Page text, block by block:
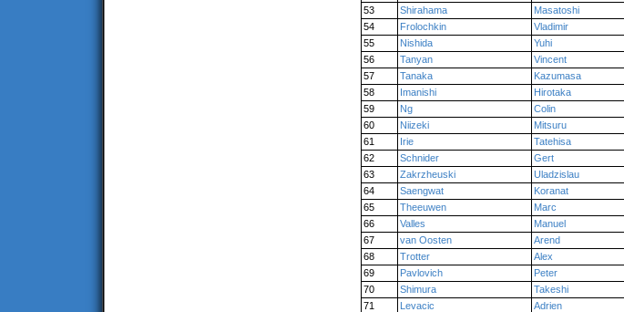
53
Shirahama Masatoshi
54
Frolochkin Vladimir
55
Nishida Yuhi
56
Tanyan Vincent
57
Tanaka Kazumasa
58
Imanishi Hirotaka
59
Ng Colin
60
Niizeki Mitsuru
61
Irie Tatehisa
62
Schnider Gert
63
Zakrzheuski Uladzislau
64
Saengwat Koranat
65
Theeuwen Marc
66
Valles Manuel
67
van Oosten Arend
68
Trotter Alex
69
Pavlovich Peter
70
Shimura Takeshi
71
Levacic Adrien